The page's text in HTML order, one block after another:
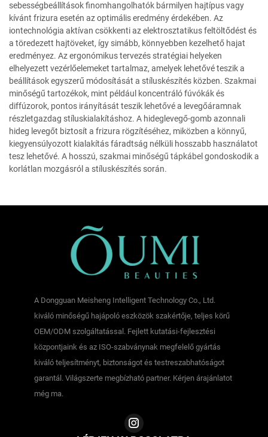
sebességbeállítások finomhangolhatók bármilyen hajtípus vagy
kívánt frizura esetén az optimális eredmény érdekében. Az
iontechnológia aktívan csökkenti az elektrosztatikus feltöltődést és
a töredezett hajtöveket, így simább, könnyebben kezelhető hajat
eredményez. Az ergonómikus tervezés stratégiai helyeken
elhelyezett vezérlőelemeket tartalmaz, amelyek lehetővé teszik a
beállítások egyszerű módosítását a stíluskészítés közben. Szakmai
minőségű tartozékok, mint például koncentráló fúvókák és
diffúzorok, pontos irányítását teszik lehetővé a levegőáramnak
részletgazdag stíluskialakításhoz. A hideglevegő-gomb azonnali
hideg levegőt biztosít a frizura rögzítéséhez, miközben a könnyű,
kiegyensúlyozott kialakítás fáradtság nélküli hosszabb használatot
tesz lehetővé. A hosszú, szakmai minőségű tápkábel gondoskodik a
korlátlan mozgásról a stíluskészítés során.
A Dongguan Meisheng Intelligent Technology Co., Ltd.
kiváló minőségű hajápoló eszközök szakértője, teljes körű
OEM/ODM szolgáltatással. Fejlett kutatási-fejlesztési
központjaink és az ISO-szabványnak megfelelő gyártás
kiváló teljesítményt, biztonságot és testreszabhatóságot
garantál. Világszerte megbízható partner. Kérjen árajánlatot
még ma.